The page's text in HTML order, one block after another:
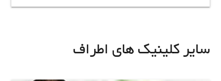
سایر کلینیک های اطراف